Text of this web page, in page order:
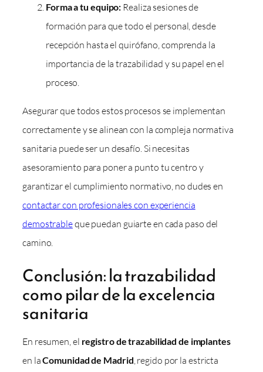
Forma a tu equipo: Realiza sesiones de
formación para que todo el personal, desde
recepción hasta el quirófano, comprenda la
importancia de la trazabilidad y su papel en el
proceso.
Asegurar que todos estos procesos se implementan
correctamente y se alinean con la compleja normativa
sanitaria puede ser un desafío. Si necesitas
asesoramiento para poner a punto tu centro y
garantizar el cumplimiento normativo, no dudes en
contactar con profesionales con experiencia
demostrableque puedan guiarte en cada paso del
camino.
Conclusión: la trazabilidad
como pilar de la excelencia
sanitaria
En resumen, el registro de trazabilidad de implantes
en laComunidad de Madrid , regido por la estricta